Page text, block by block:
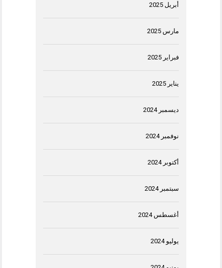
أبريل 2025
مارس 2025
فبراير 2025
يناير 2025
ديسمبر 2024
نوفمبر 2024
أكتوبر 2024
سبتمبر 2024
أغسطس 2024
يوليو 2024